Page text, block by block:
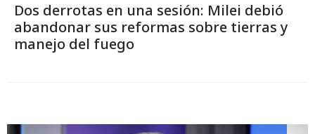
Dos derrotas en una sesión: Milei debió
abandonar sus reformas sobre tierras y
manejo del fuego